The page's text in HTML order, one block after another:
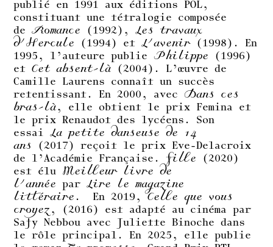
publié en 1991 aux éditions POL,
constituant une tétralogie composée
deRomance (1992),Les travaux
d’Hercule (1994) etL’avenir(1998). En
1995, l’auteure publiePhilippe (1996)
etCet absent-là (2004). L’œuvre de
Camille Laurens connaît un succès
retentissant. En 2000, avecDans ces
bras-là, elle obtient le prix Femina et
le prix Renaudot des lycéens. Son
essaiLa petite danseuse de 14
ans
(2017) reçoit le prix Eve-Delacroix
de l’Académie Française.Fille (2020)
est élu Meilleur livre de
l’année parLire le magazine
littéraire . En 2019,Celle que vous
croyez , (2016) est adapté au cinéma par
Safy Nebbou avec Juliette Binoche dans
le rôle principal. En 2025, elle publie